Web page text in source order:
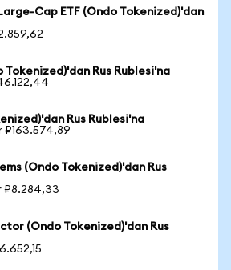
Cap ETF (Ondo Tokenized)'dan
Tokenized)'dan Rus Rublesi'na
Rus Rublesi'na
₽163.574,89
(Ondo Tokenized)'dan Rus
₽8.284,33
(Ondo Tokenized)'dan Rus